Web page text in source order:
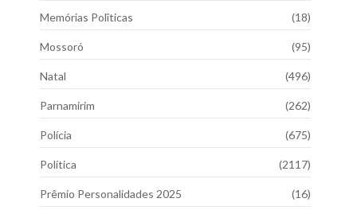
Memórias Polîticas (18)
Mossoró (95)
Natal (496)
Parnamirim (262)
Polícia (675)
Política (2117)
Prêmio Personalidades 2025 (16)